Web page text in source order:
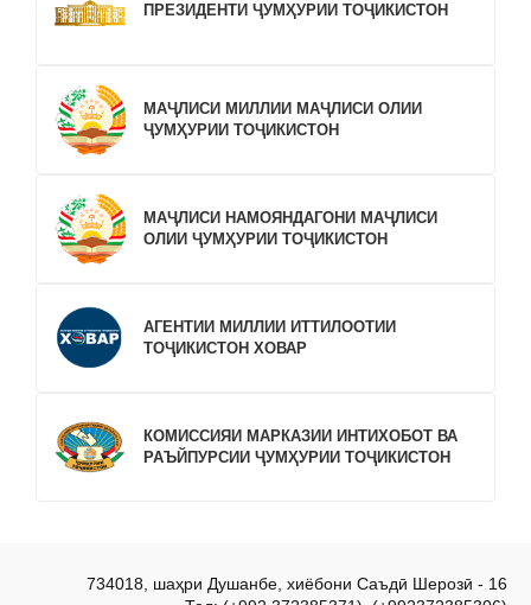
ПРЕЗИДЕНТИ ҶУМҲУРИИ ТОҶИКИСТОН
МАҶЛИСИ МИЛЛИИ МАҶЛИСИ ОЛИИ
ҶУМҲУРИИ ТОҶИКИСТОН
МАҶЛИСИ НАМОЯНДАГОНИ МАҶЛИСИ
ОЛИИ ҶУМҲУРИИ ТОҶИКИСТОН
АГЕНТИИ МИЛЛИИ ИТТИЛООТИИ
ТОҶИКИСТОН ХОВАР
КОМИССИЯИ МАРКАЗИИ ИНТИХОБОТ ВА
РАЪЙПУРСИИ ҶУМҲУРИИ ТОҶИКИСТОН
734018, шаҳри Душанбе, хиёбони Саъдӣ Шерозӣ - 16